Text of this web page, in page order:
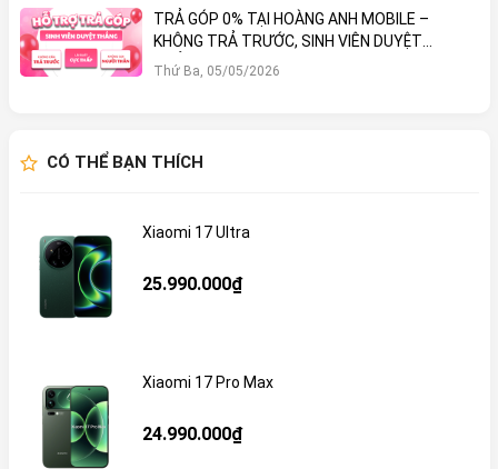
TRẢ GÓP 0% TẠI HOÀNG ANH MOBILE –
KHÔNG TRẢ TRƯỚC, SINH VIÊN DUYỆT
THẲNG!
Thứ Ba, 05/05/2026
CÓ THỂ BẠN THÍCH
Xiaomi 17 Ultra
25.990.000₫
Xiaomi 17 Pro Max
24.990.000₫